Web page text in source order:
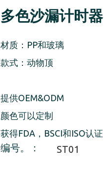
多色沙漏计时器
材质：PP和玻璃
款式：动物顶
提供OEM&ODM
颜色可以定制
获得FDA，BSCI和ISO认证
编号。： ST01